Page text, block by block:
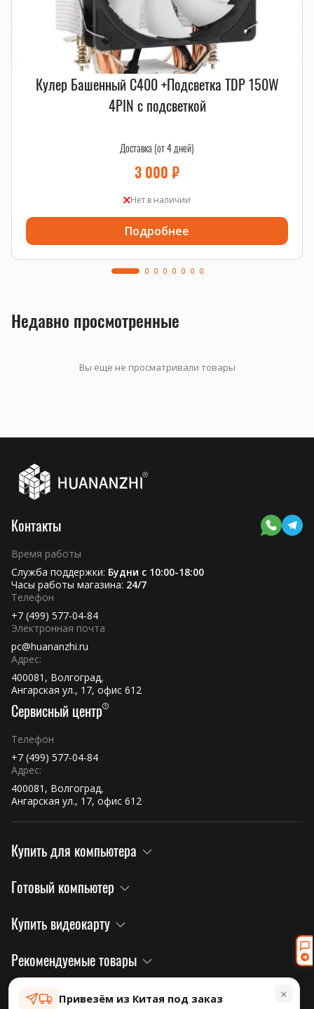
Кулер Башенный C400 +Подсветка TDP 150W
4PIN с подсветкой
Доставка (от 4 дней)
3 000 ₽
Нет в наличии
Подробнее
Недавно просмотренные
Вы еще не просматривали товары
Контакты
Время работы
Служба поддержки: Будни с 10:00-18:00
Часы работы магазина: 24/7
Телефон
+7 (499) 577-04-84
Электронная почта
pc@huananzhi.ru
Адрес:
400081, Волгоград,
Ангарская ул., 17, офис 612
Сервисный центр
Телефон
+7 (499) 577-04-84
Адрес:
400081, Волгоград,
Ангарская ул., 17, офис 612
Купить для компьютера
Готовый компьютер
Купить видеокарту
Рекомендуемые товары
Правовая информация и политика
×
Привезём из Китая под заказ